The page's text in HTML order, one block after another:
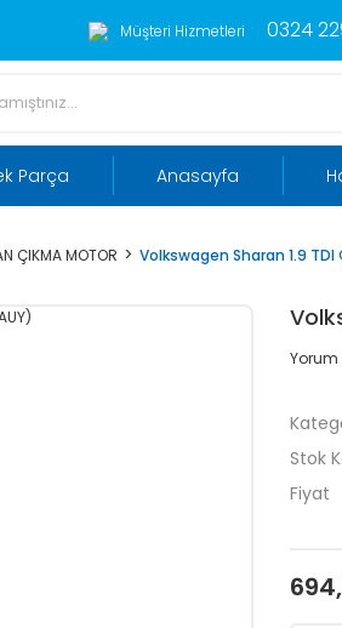
Müşteri Hizmetleri 0324
Parça Anasayfa
ÇIKMA MOTOR Volkswagen Sharan 1.9 TDI
Yorum
Stok
Fiyat